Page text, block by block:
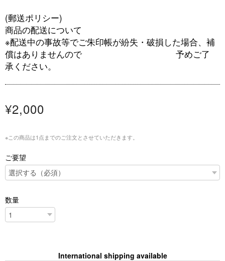
(郵送ポリシー)
商品の配送について
※配送中の事故等でご朱印帳が紛失・破損した場合、補
償はありませんので 予めご了
承ください。
¥2,000
※この商品は1点までのご注文とさせていただきます。
ご要望
数量
International shipping available